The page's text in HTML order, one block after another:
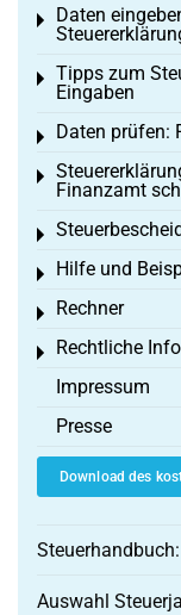
Daten
Toggle menu
Tipps zum
Eingaben
Toggle menu
Daten prüfen:
Toggle menu
Finanzamt
Toggle menu
Toggle menu
Hilfe und
Toggle menu
Rechner
Toggle menu
Rechtliche
Toggle menu
Impressum
Presse
Download des
Steuerhandbuch:
Auswahl